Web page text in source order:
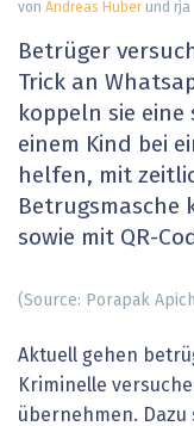
von Andreas Huberund rja
Betrüger
Trick an
koppeln sie
einem Kind bei
helfen, mit
Betrugsmasche
sowie mit QR-
(Source: Porapak
Aktuell gehen
Kriminelle
übernehmen.